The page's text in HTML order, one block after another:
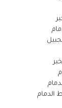
الدمام